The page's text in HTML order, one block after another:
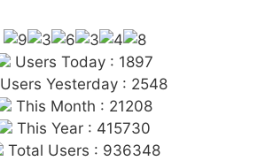
Users Today : 1897
Users Yesterday : 2548
This Month : 21208
This Year : 415730
Total Users : 936348